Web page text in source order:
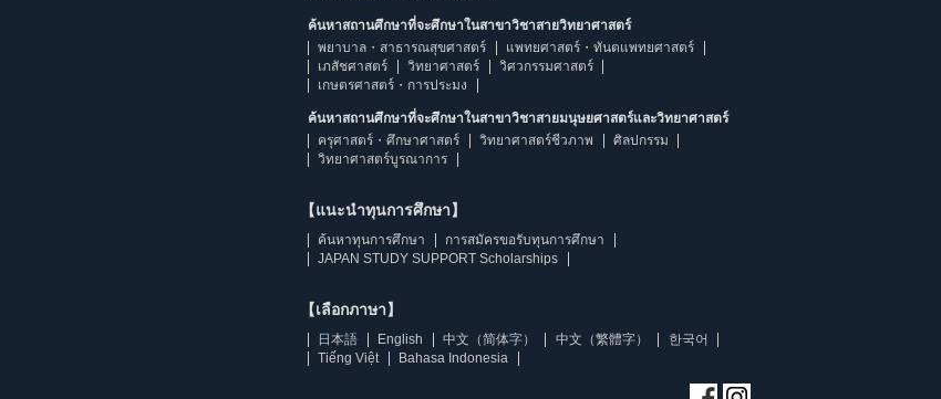
ค้นหาสถานศึกษาที่จะศึกษาในสาขาวิชาสายวิทยาศาสตร์
พยาบาล・สาธารณสุขศาสตร์
แพทยศาสตร์・ทันตแพทยศาสตร์
เภสัชศาสตร์
วิทยาศาสตร์
วิศวกรรมศาสตร์
เกษตรศาสตร์・การประมง
ค้นหาสถานศึกษาที่จะศึกษาในสาขาวิชาสายมนุษยศาสตร์และวิทยาศาสตร์
ครุศาสตร์・ศึกษาศาสตร์
วิทยาศาสตร์ชีวภาพ
ศิลปกรรม
วิทยาศาสตร์บูรณาการ
【แนะนำทุนการศึกษา】
ค้นหาทุนการศึกษา
การสมัครขอรับทุนการศึกษา
JAPAN STUDY SUPPORT Scholarships
【เลือกภาษา】
日本語 English 中文（简体字） 中文（繁體字）
한국어
Tiếng Việt
Bahasa Indonesia